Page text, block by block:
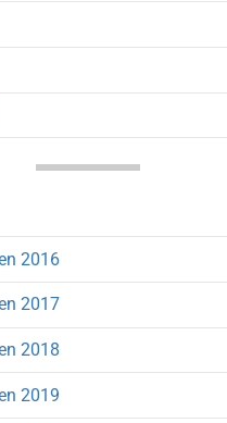
2016
2017
2018
2019